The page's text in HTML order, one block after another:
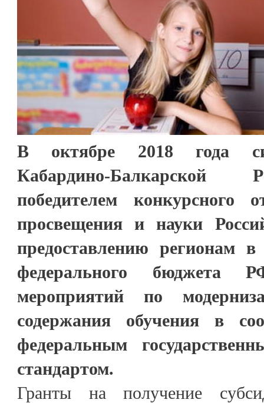
В октябре 2018 года
Кабардино-Балкарской
победителем конкурсного
просвещения и науки
предоставлению регионам
федерального бюджета
мероприятий по
содержания обучения в
федеральным
стандартом.
Гранты на получение